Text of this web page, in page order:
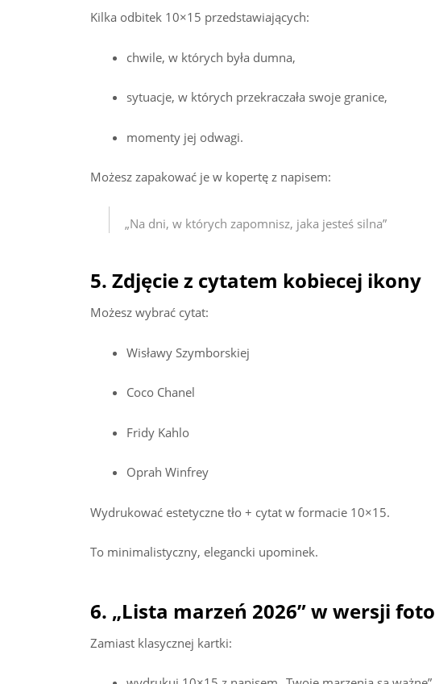
Kilka odbitek 10×15 przedstawiających:
chwile, w których była dumna,
sytuacje, w których przekraczała swoje granice,
momenty jej odwagi.
Możesz zapakować je w kopertę z napisem:
„Na dni, w których zapomnisz, jaka jesteś silna”
5. Zdjęcie z cytatem kobiecej ikony
Możesz wybrać cytat:
Wisławy Szymborskiej
Coco Chanel
Fridy Kahlo
Oprah Winfrey
Wydrukować estetyczne tło + cytat w formacie 10×15.
To minimalistyczny, elegancki upominek.
6. „Lista marzeń 2026” w wersji foto
Zamiast klasycznej kartki: